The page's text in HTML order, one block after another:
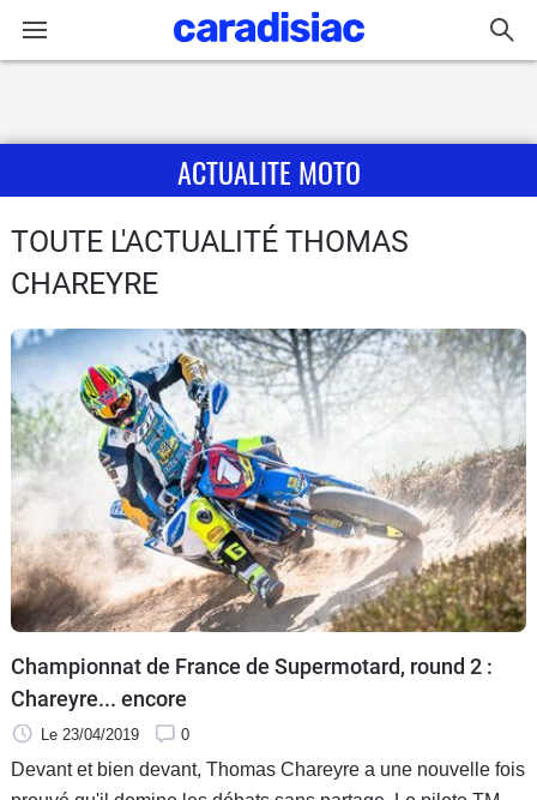
Actu
Essais
Equipement
Avis
Forum
Scooters
&
125
Marques
Services
Auto
ACTUALITE MOTO
TOUTE L'ACTUALITÉ THOMAS
CHAREYRE
Championnat de France de Supermotard, round 2 :
Chareyre... encore
Le 23/04/2019 0
Devant et bien devant, Thomas Chareyre a une nouvelle fois